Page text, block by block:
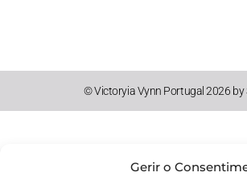
Gerir o
© Victoryia Vynn Portugal 2026 by